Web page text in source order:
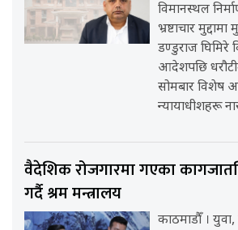
विमानस्थल
भ्रष्टाचार
डण्डुराज
आदेशपछि
सोमबार विशेष
न्यायाधीशहरू
वैदेशिक रोजगारमा गएका
गर्दै श्रम मन्त्रालय
काठमाडौँ । युवा,